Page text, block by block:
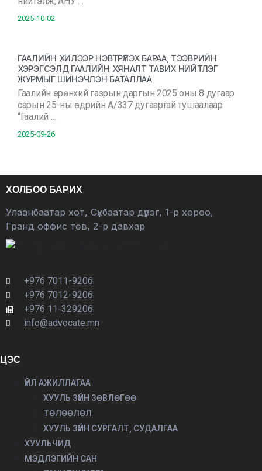
2025-10-02
ГААЛИЙН ХИЛЭЭР НЭВТРҮҮЛЭХ БАРАА, ТЭЭВРИЙН
ХЭРЭГСЭЛД ГААЛИЙН ХЯНАЛТ ТАВИХ НИЙТЛЭГ
ЖУРМЫГ ШИНЭЧЛЭН БАТАЛЛАА
Гаалийн ерөнхий газрын даргын 2025 оны 8 дугаар
сарын 25-ны өдрийн А/337 дугаартай тушаалаар
“Гаалий …
2025-09-26
ХОЛБОО БАРИХ
Улаанбаатар хот, Сүхбаатар дүүрэг, 1-р хороо,
Гранд оффис төв, 2-р давхар
+976 7011-9206
+976 7012-9206
+976 11-329206
info@advocate.mn
ЦЭС
ҮЙЛ АЖИЛЛАГАА
ХУУЛЬ ЗҮЙН ЗӨВЛӨГӨӨ
ТӨЛӨӨЛӨЛ
ХУУЛЬ ЗҮЙН СУРГАЛТ, СУДАЛГАА
ХУУЛЬЧИД
МЭДЛЭГИЙН САН